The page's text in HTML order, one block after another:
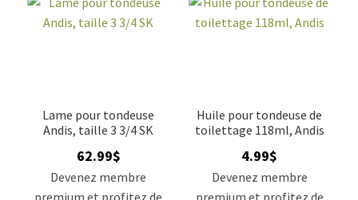
Lame pour tondeuse
Andis, taille 3 3/4 SK
62.99$
Devenez membre
Huile pour tondeuse de
toilettage 118ml, Andis
4.99$
Devenez membre